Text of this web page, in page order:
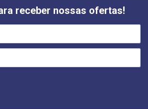
receber nossas ofertas!